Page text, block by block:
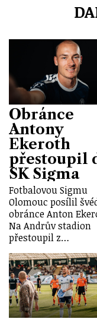
Obránce
Antony
Ekeroth
přestoupil
SK Sigma
Fotbalovou Sigmu
Olomouc posílil
obránce Anton
Na Andrův stadion
přestoupil z…